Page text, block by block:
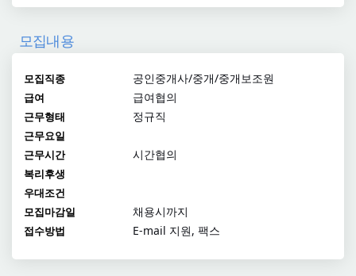
모집내용
모집직종 공인중개사/중개/중개보조원
급여 급여협의
근무형태 정규직
근무요일
근무시간
시간협의
복리후생
우대조건
모집마감일
채용시까지
접수방법 E-mail 지원, 팩스